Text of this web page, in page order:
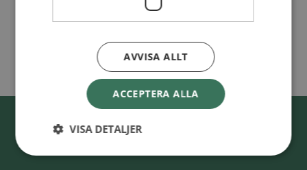
ACCEPTERA ALLA
AVVISA ALLT
VISA DETALJER